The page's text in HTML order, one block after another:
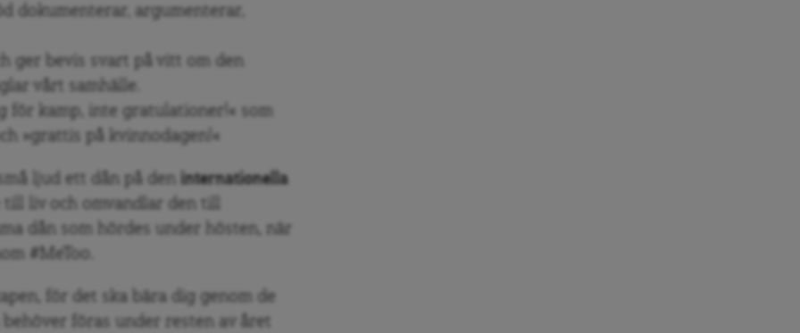
dokumenterar, argumenterar,
ger bevis svart på vitt om den
vårt samhälle.
för kamp, inte gratulationer!« som
»grattis på kvinnodagen!«
ljud ett dån på den
internationella
liv och omvandlar den till
dån som hördes under hösten, när
#MeToo.
för det ska bära dig genom de
föras under resten av året